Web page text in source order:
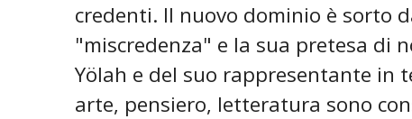
credenti. Il nuovo dominio è sorto
"miscredenza" e la sua pretesa di
Yölah e del suo rappresentante in
arte, pensiero, letteratura sono